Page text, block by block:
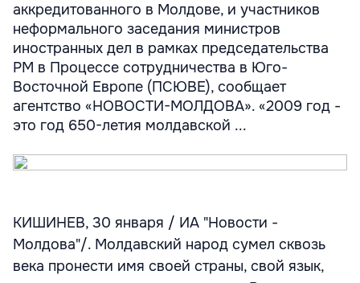
аккредитованного в Молдове, и участников
неформального заседания министров
иностранных дел в рамках председательства
РМ в Процессе сотрудничества в Юго-
Восточной Европе (ПСЮВЕ), сообщает
агентство «НОВОСТИ-МОЛДОВА». «2009 год -
это год 650-летия молдавской ...
КИШИНЕВ, 30 января / ИА "Новости -
Молдова"/. Молдавский народ сумел сквозь
века пронести имя своей страны, свой язык,